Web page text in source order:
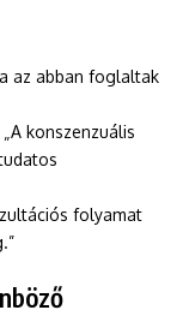
az abban foglaltak
„A konszenzuális
folyamat